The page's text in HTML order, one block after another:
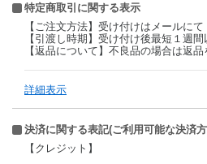
特定商取引に関する表示
【ご注文方法】受け付けはメールにて
【引渡し時期】受け付け後最短１週間
【返品について】不良品の場合は返品
詳細表示
決済に関する表記(ご利用可能な決済
【クレジット】